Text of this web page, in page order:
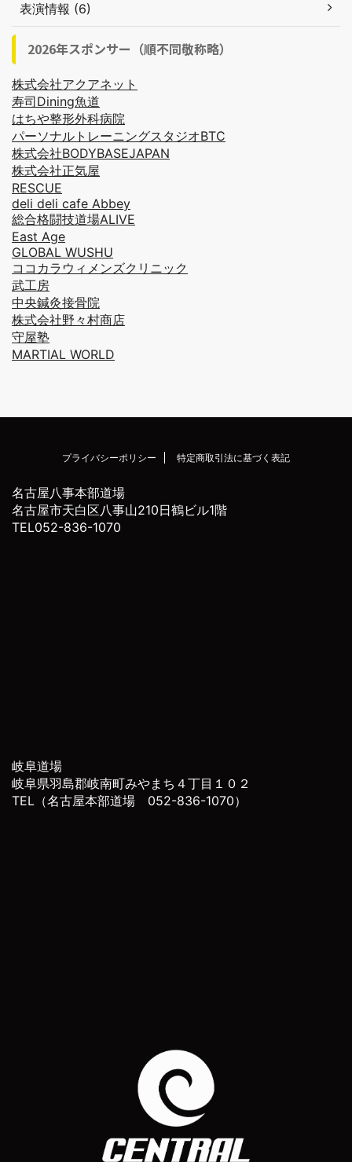
表演情報 (6)
2026年スポンサー（順不同敬称略）
株式会社アクアネット
寿司Dining魚道
はちや整形外科病院
パーソナルトレーニングスタジオBTC
株式会社BODYBASEJAPAN
株式会社正気屋
RESCUE
deli deli cafe Abbey
総合格闘技道場ALIVE
East Age
GLOBAL WUSHU
ココカラウィメンズクリニック
武工房
中央鍼灸接骨院
株式会社野々村商店
守屋塾
MARTIAL WORLD
プライバシーポリシー 特定商取引法に基づく表記
名古屋八事本部道場
名古屋市天白区八事山210日鶴ビル1階
TEL052-836-1070
岐阜道場
岐阜県羽島郡岐南町みやまち４丁目１０２
TEL（名古屋本部道場 052-836-1070）